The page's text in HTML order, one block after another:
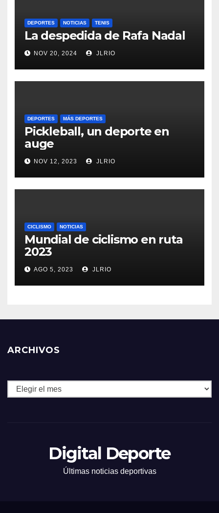
DEPORTES NOTICIAS TENIS
La despedida de Rafa Nadal
NOV 20, 2024 JLRIO
DEPORTES MÁS DEPORTES
Pickleball, un deporte en
auge
NOV 12, 2023 JLRIO
CICLISMO NOTICIAS
Mundial de ciclismo en ruta
2023
AGO 5, 2023 JLRIO
ARCHIVOS
Archivos
Digital Deporte
Últimas noticias deportivas